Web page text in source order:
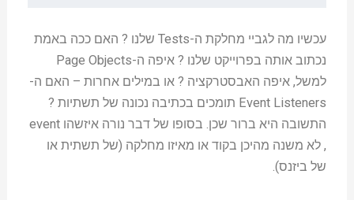
עכשיו מה לגביי מחלקת ה-Tests שלנו ? האם ככה באמת
נכתוב אותה בפרוייקט שלנו ? איפה ה-Page Objects
למשל, איפה האבסטרקציה ? או במילים אחרות – האם ה-
Event Listeners תומכים בכתיבה נכונה של תשתיות ?
התשובה היא ברור שכן. בסופו של דבר נורה איזשהו event
, לא משנה מהיכן בקוד או מאיזו מחלקה (של תשתית או
של ביזנס).